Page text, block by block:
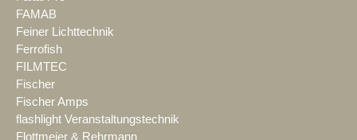
FAMAB
Feiner Lichttechnik
Ferrofish
FILMTEC
Fischer
Fischer Amps
flashlight Veranstaltungstechnik
Flottmeier & Rehrmann